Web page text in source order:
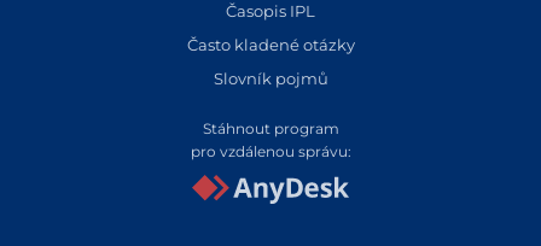
Časopis IPL
Často kladené otázky
Slovník pojmů
Stáhnout program
pro vzdálenou správu: